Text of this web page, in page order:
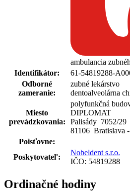
ambulancia
Identifikátor:
61-54819288-
Odborné
zameranie:
zubné lekárstvo
dentoalveolárna
Miesto
prevádzkovania:
polyfunkčná
DIPLOMAT
Palisády 7052/29
81106 Bratislava
Poisťovne:
Poskytovateľ:
Nobeldent s.r.o.
IČO: 54819288
Ordinačné hodiny